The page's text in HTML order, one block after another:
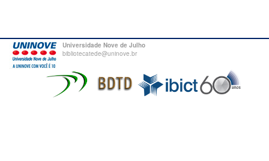
Universidade Nove de Julho
bibliotecatede@uninove.br